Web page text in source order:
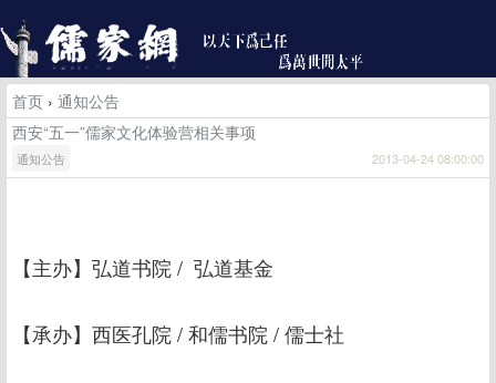
首页 › 通知公告
西安“五一”儒家文化体验营相关事项
通知公告 2013-04-24 08:00:00
【主办】弘道书院 / 弘道基金
【承办】西医孔院 / 和儒书院 / 儒士社